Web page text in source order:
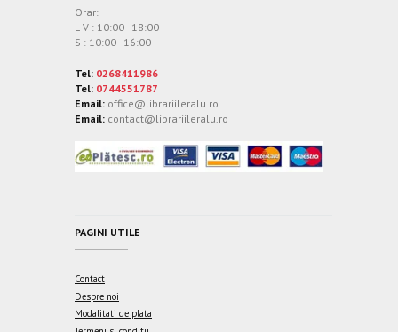
Orar:
L-V : 10:00 - 18:00
S : 10:00 - 16:00
Tel: 0268411986
Tel: 0744551787
Email: office@librariileralu.ro
Email: contact@librariileralu.ro
PAGINI UTILE
Contact
Despre noi
Modalitati de plata